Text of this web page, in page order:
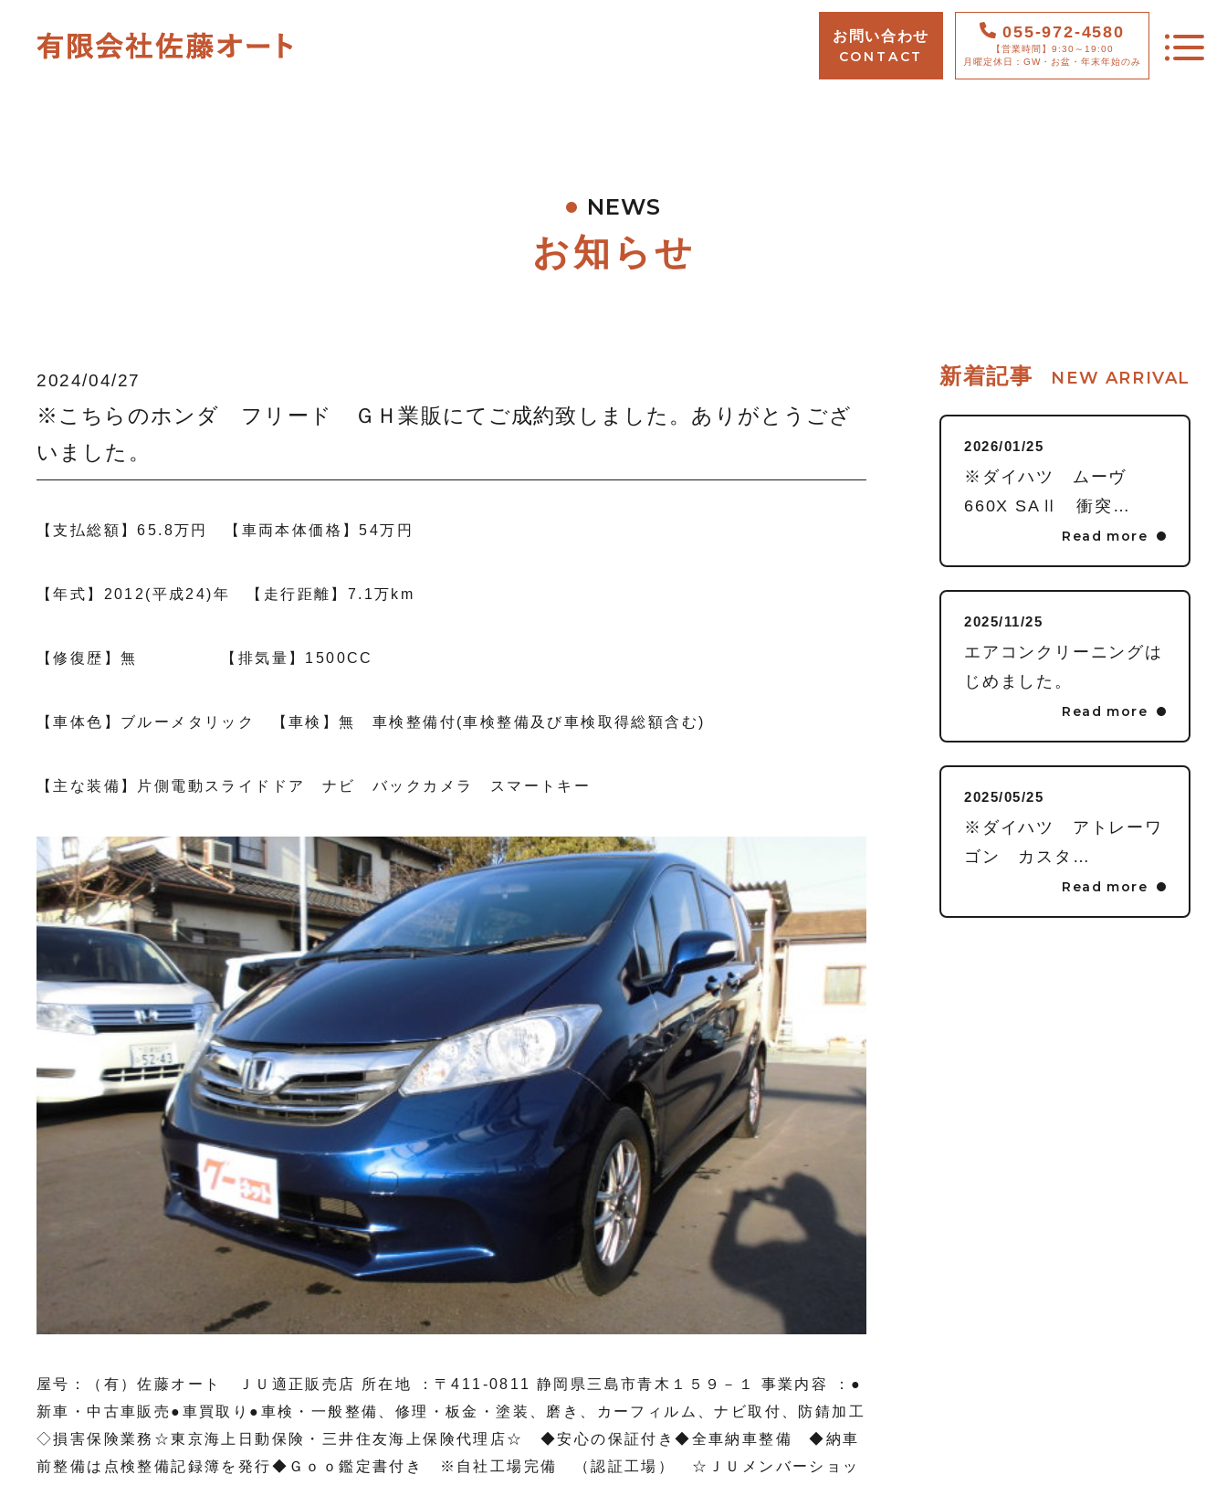
お問い合わせ
CONTACT
055-972-4580
【営業時間】9:30～19:00
月曜定休日：GW・お盆・年末年始のみ
NEWS
CONTENTS
中古車在庫情報
求人情報
ACCESS
コンテンツ 中古車在庫情報
求人情報 お問い合わせ
NEWS
お知らせ
2024/04/27
※こちらのホンダ フリード ＧＨ業販にてご成約致しました。ありがとうござ
いました。
【支払総額】65.8万円 【車両本体価格】54万円
【年式】2012(平成24)年 【走行距離】7.1万km
【修復歴】無 【排気量】1500CC
【車体色】ブルーメタリック 【車検】無 車検整備付(車検整備及び車検取得総額含む)
【主な装備】片側電動スライドドア ナビ バックカメラ スマートキー
屋号：（有）佐藤オート ＪＵ適正販売店 所在地 ：〒411-0811 静岡県三島市青木１５９－１ 事業内容 ：●
新車・中古車販売●車買取り●車検・一般整備、修理・板金・塗装、磨き、カーフィルム、ナビ取付、防錆加工
◇損害保険業務☆東京海上日動保険・三井住友海上保険代理店☆ ◆安心の保証付き◆全車納車整備 ◆納車
前整備は点検整備記録簿を発行◆Ｇｏｏ鑑定書付き ※自社工場完備 （認証工場） ☆ＪＵメンバーショッ
NEW ARRIVAL
新着記事
2026/01/25
※ダイハツ ムーヴ
660X SAⅡ 衝突…
Read more
2025/11/25
エアコンクリーニングは
じめました。
Read more
2025/05/25
※ダイハツ アトレーワ
ゴン カスタ…
Read more